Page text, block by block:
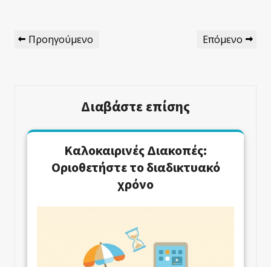
Πλοήγηση
Άρθρων
Προηγούμενο
Προηγούμενο
Επόμενο
Επόμενο
Διαβάστε επίσης
Καλοκαιρινές Διακοπές:
Οριοθετήστε το διαδικτυακό
χρόνο